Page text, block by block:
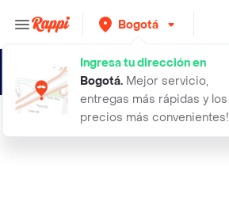
Bogotá
Ingresa tu dirección en
Bogotá. Mejor servicio,
entregas más rápidas y los
precios más convenientes!
kanu alimento para perro nativo wil